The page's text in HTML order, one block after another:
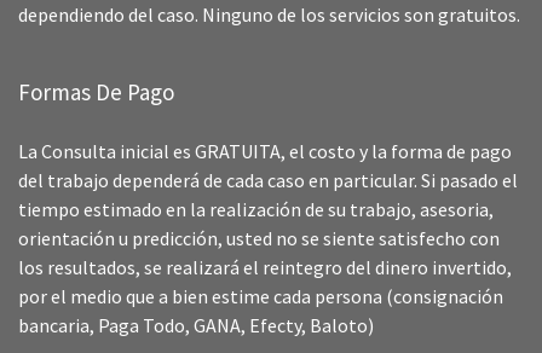
dependiendo del caso. Ninguno de los servicios son gratuitos.
Formas De Pago
La Consulta inicial es GRATUITA, el costo y la forma de pago
del trabajo dependerá de cada caso en particular. Si pasado el
tiempo estimado en la realización de su trabajo, asesoria,
orientación u predicción, usted no se siente satisfecho con
los resultados, se realizará el reintegro del dinero invertido,
por el medio que a bien estime cada persona (consignación
bancaria, Paga Todo, GANA, Efecty, Baloto)